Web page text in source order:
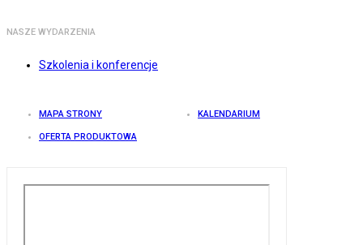
NASZE WYDARZENIA
Szkolenia i konferencje
MAPA STRONY KALENDARIUM
OFERTA PRODUKTOWA